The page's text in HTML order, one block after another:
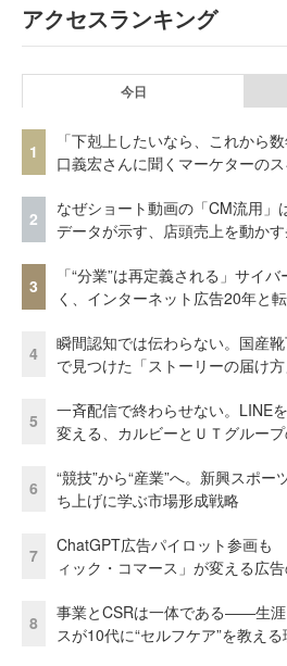
アクセスランキング
今日
1
「下剋上したいなら、これから
口義宏さんに聞くマーケターの
2
なぜショート動画の「CM流用」
データが示す、店頭売上を動か
3
「“分業”は再定義される」サイ
く、インターネット広告20年と
4
瞬間認知では伝わらない。国産
で見つけた「ストーリーの届け方
5
一斉配信で終わらせない。LINE
変える、カルビーとＵＴグルー
6
“競技”から“産業”へ。新興スポ
ち上げに学ぶ市場形成戦略
7
ChatGPT広告パイロット参画も
ィック・コマース」が変える広
8
事業とCSRは一体である――生
スが10代に“セルフケア”を教える